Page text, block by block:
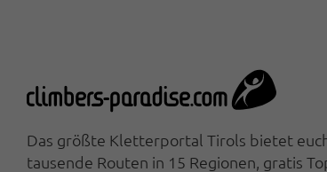
Das größte Kletterportal Tirols bietet
tausende Routen in 15 Regionen, gratis